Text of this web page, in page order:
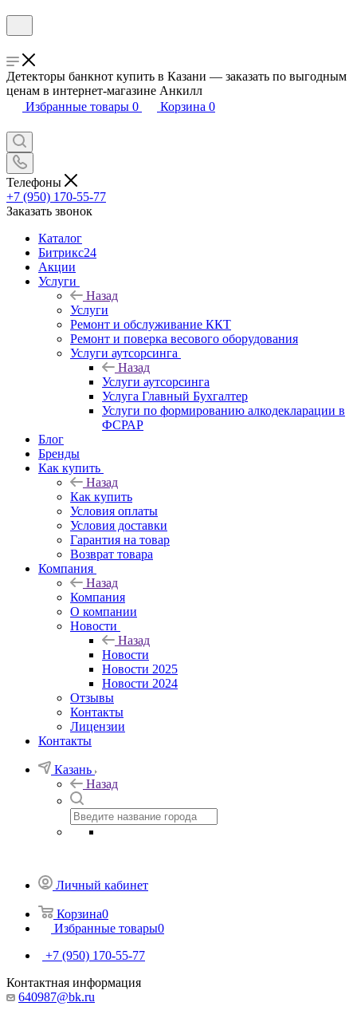
Детекторы банкнот купить в Казани — заказать по выгодным
ценам в интернет-магазине Анкилл
Избранные товары 0 Корзина 0
Телефоны
+7 (950) 170-55-77
Заказать звонок
Каталог
Битрикс24
Акции
Услуги
Назад
Услуги
Ремонт и обслуживание ККТ
Ремонт и поверка весового оборудования
Услуги аутсорсинга
Назад
Услуги аутсорсинга
Услуга Главный Бухгалтер
Услуги по формированию алкодекларации в
ФСРАР
Блог
Бренды
Как купить
Назад
Как купить
Условия оплаты
Условия доставки
Гарантия на товар
Возврат товара
Компания
Назад
Компания
О компании
Новости
Назад
Новости
Новости 2025
Новости 2024
Отзывы
Контакты
Лицензии
Контакты
Казань
Назад
Личный кабинет
Корзина0
Избранные товары0
+7 (950) 170-55-77
Контактная информация
640987@bk.ru